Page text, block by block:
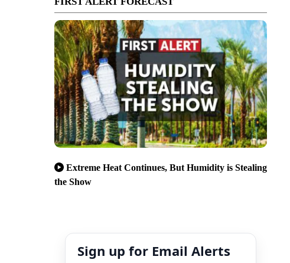
Extreme Heat Continues, But Humidity is Stealing
the Show
Sign up for Email Alerts